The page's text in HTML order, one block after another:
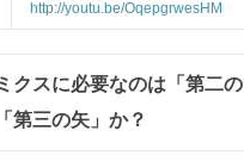
http://youtu.be/OqepgrwesHM
クスに必要なのは「第二の
第三の矢」か？